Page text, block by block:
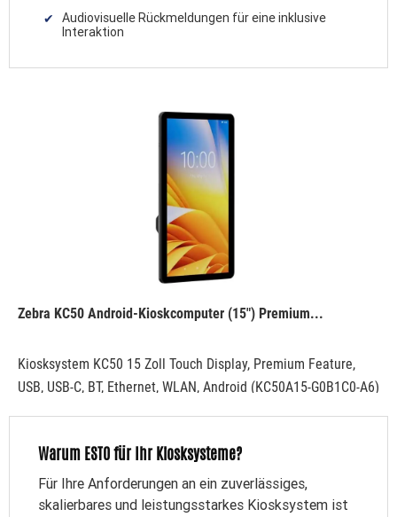
Audiovisuelle Rückmeldungen für eine inklusive
Interaktion
Zebra KC50 Android-Kioskcomputer (15") Premium...
Kiosksystem KC50 15 Zoll Touch Display, Premium Feature,
USB, USB-C, BT, Ethernet, WLAN, Android (KC50A15-G0B1C0-A6)
1.226,32 € *
Warum ESTO für Ihr Kiosksysteme?
Für Ihre Anforderungen an ein zuverlässiges,
skalierbares und leistungsstarkes Kiosksystem ist